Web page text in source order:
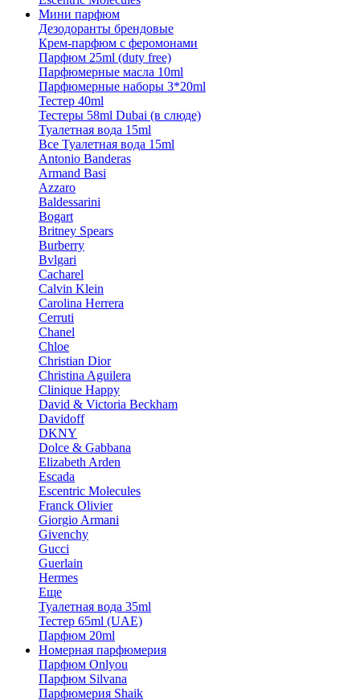
Мини парфюм
Дезодоранты брендовые
Крем-парфюм с феромонами
Парфюм 25ml (duty free)
Парфюмерные масла 10ml
Парфюмерные наборы 3*20ml
Тестер 40ml
Тестеры 58ml Dubai (в слюде)
Туалетная вода 15ml
Все Туалетная вода 15ml
Antonio Banderas
Armand Basi
Azzaro
Baldessarini
Bogart
Britney Spears
Burberry
Bvlgari
Cacharel
Calvin Klein
Carolina Herrera
Cerruti
Chanel
Chloe
Christian Dior
Christina Aguilera
Clinique Happy
David & Victoria Beckham
Davidoff
DKNY
Dolce & Gabbana
Elizabeth Arden
Escada
Escentric Molecules
Franck Olivier
Giorgio Armani
Givenchy
Gucci
Guerlain
Hermes
Еще
Туалетная вода 35ml
Тестер 65ml (UAE)
Парфюм 20ml
Номерная парфюмерия
Парфюм Onlyou
Парфюм Silvana
Парфюмерия Shaik